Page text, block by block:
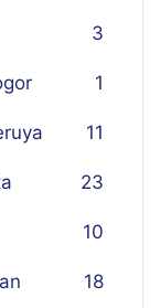
3
1
11
23
10
18